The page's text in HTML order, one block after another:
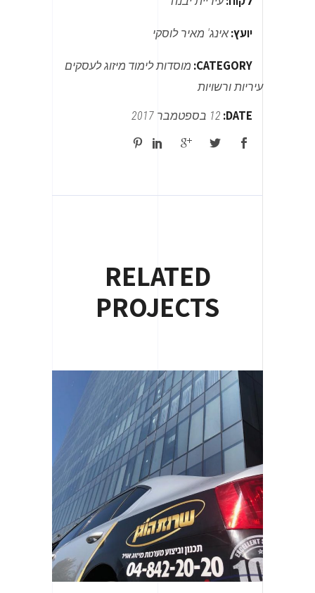
יועץ: אינג' מאיר לוסקי
CATEGORY: מוסדות לימוד מיזוג לעסקים
עיריות ורשויות
DATE: 12 בספטמבר 2017
RELATED
PROJECTS